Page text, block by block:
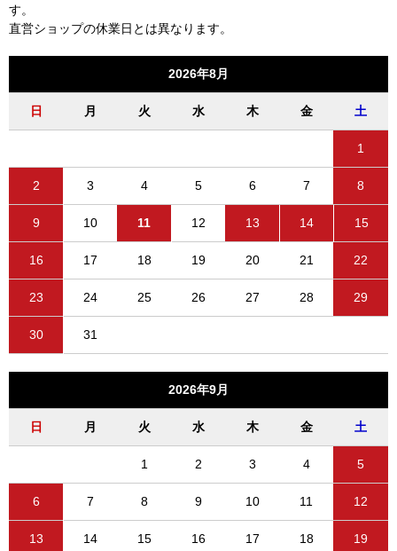
す。
直営ショップの休業日とは異なります。
2026年8月
日 月 火 水 木 金 土
1
2 3 4 5 6 7 8
9 10 11 12 13 14 15
16 17 18 19 20 21 22
23 24 25 26 27 28 29
30 31
2026年9月
日 月 火 水 木 金 土
1 2 3 4 5
6 7 8 9 10 11 12
13 14 15 16 17 18 19